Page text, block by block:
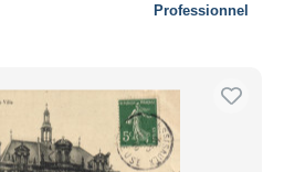
Professionnel